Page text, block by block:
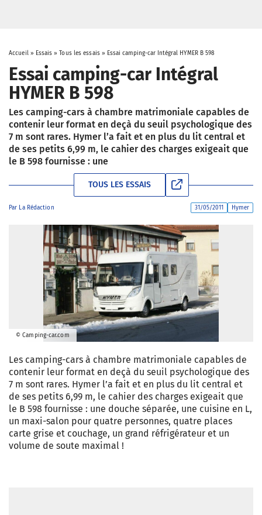
Accueil» Essais »Tous les essais» Essai camping-car Intégral HYMER B 598
Essai camping-car Intégral
HYMER B 598
Les camping-cars à chambre matrimoniale capables de
contenir leur format en deçà du seuil psychologique des
7 m sont rares. Hymer l’a fait et en plus du lit central et
de ses petits 6,99 m, le cahier des charges exigeait que
le B 598 fournisse : une
TOUS LES ESSAIS
Par La Rédaction 31/05/2011 Hymer
© Camping-car.com
Les camping-cars à chambre matrimoniale capables de
contenir leur format en deçà du seuil psychologique des
7 m sont rares. Hymer l’a fait et en plus du lit central et
de ses petits 6,99 m, le cahier des charges exigeait que
le B 598 fournisse : une douche séparée, une cuisine en L,
un maxi-salon pour quatre personnes, quatre places
carte grise et couchage, un grand réfrigérateur et un
volume de soute maximal !